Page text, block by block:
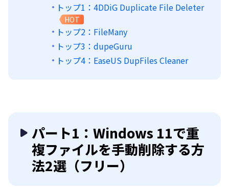
トップ1：4DDiG Duplicate File Deleter
HOT
トップ2：FileMany
トップ3：dupeGuru
トップ4：EaseUS DupFiles Cleaner
パート1：Windows 11で重
複ファイルを手動削除する方
法2選（フリー）